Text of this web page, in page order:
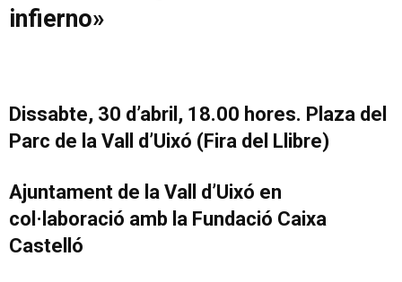
infierno»
Dissabte, 30 d’abril, 18.00 hores. Plaza del
Parc de la Vall d’Uixó (Fira del Llibre)
Ajuntament de la Vall d’Uixó en
col·laboració amb la Fundació Caixa
Castelló